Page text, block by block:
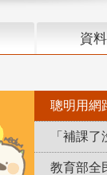
資
聰明用網
教育部全